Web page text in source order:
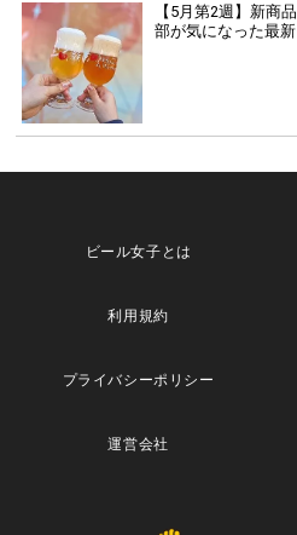
【5月第2週】新商
部が気になった最新
ビール女子とは
利用規約
プライバシーポリシー
運営会社